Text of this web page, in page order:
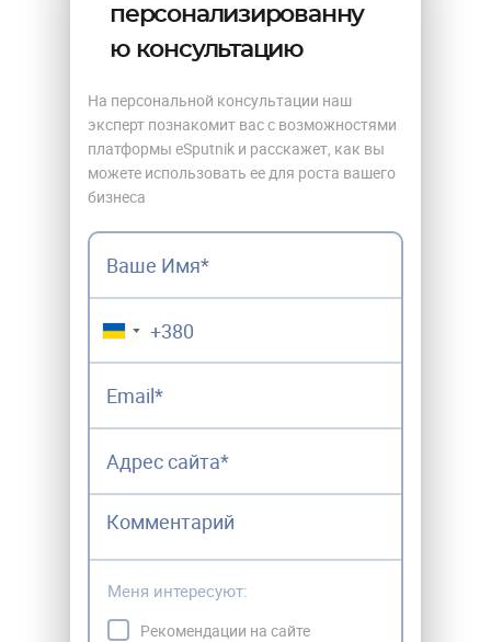
персонализированну
ю консультацию
На персональной консультации наш
эксперт познакомит вас с возможностями
платформы eSputnik и расскажет, как вы
можете использовать ее для роста вашего
бизнеса
▼
Меня интересуют:
Рекомендации на сайте